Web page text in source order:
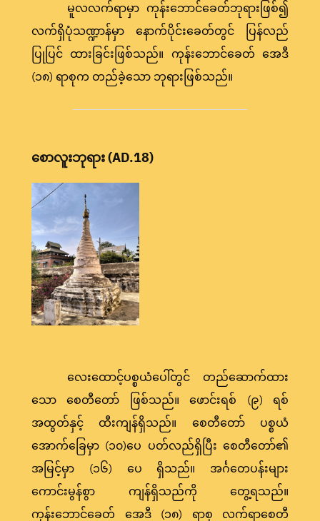
မူလလက်ရာမှာ ကုန်းဘောင်ခေတ်ဘုရားဖြစ်၍
လက်ရှိပုံသဏ္ဍာန်မှာ နောက်ပိုင်းခေတ်တွင် ပြန်လည်
ပြုပြင် ထားခြင်းဖြစ်သည်။ ကုန်းဘောင်ခေတ် အေဒီ
(၁၈) ရာစုက တည်ခဲ့သော ဘုရားဖြစ်သည်။
စောလူးဘုရား (AD.18)
လေးထောင့်ပစ္စယံပေါ်တွင် တည်ဆောက်ထား
သော စေတီတော် ဖြစ်သည်။ ဖောင်းရစ် (၉) ရစ်
အထွတ်နှင့် ထီးကျန်ရှိသည်။ စေတီတော် ပစ္စယံ
အောက်ခြေမှာ (၁၀)ပေ ပတ်လည်ရှိပြီး စေတီတော်၏
အမြင့်မှာ (၁၆) ပေ ရှိသည်။ အင်္ဂတေပန်းများ
ကောင်းမွန်စွာ ကျန်ရှိသည်ကို တွေ့ရသည်။
ကုန်းဘောင်ခေတ် အေဒီ (၁၈) ရာစု လက်ရာစေတီ